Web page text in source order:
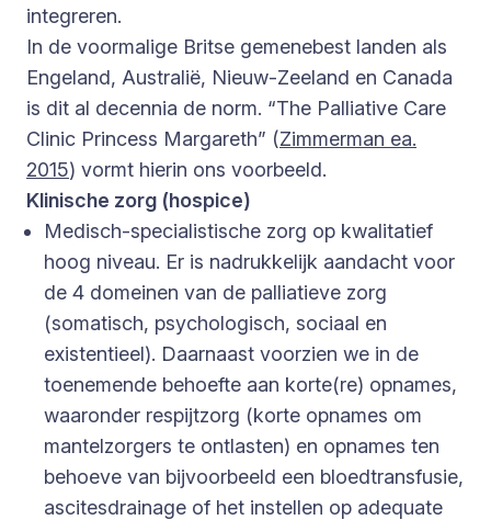
integreren.
In de voormalige Britse gemenebest landen als
Engeland, Australië, Nieuw-Zeeland en Canada
is dit al decennia de norm. “The Palliative Care
Clinic Princess Margareth” (Zimmerman ea.
2015) vormt hierin ons voorbeeld.
Klinische zorg (hospice)
Medisch-specialistische zorg op kwalitatief
hoog niveau. Er is nadrukkelijk aandacht voor
de 4 domeinen van de palliatieve zorg
(somatisch, psychologisch, sociaal en
existentieel). Daarnaast voorzien we in de
toenemende behoefte aan korte(re) opnames,
waaronder respijtzorg (korte opnames om
mantelzorgers te ontlasten) en opnames ten
behoeve van bijvoorbeeld een bloedtransfusie,
ascitesdrainage of het instellen op adequate